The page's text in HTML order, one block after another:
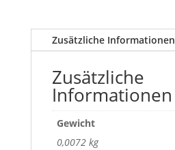
Zusätzliche Informationen
Zusätzliche
Informationen
Gewicht
0,0072 kg